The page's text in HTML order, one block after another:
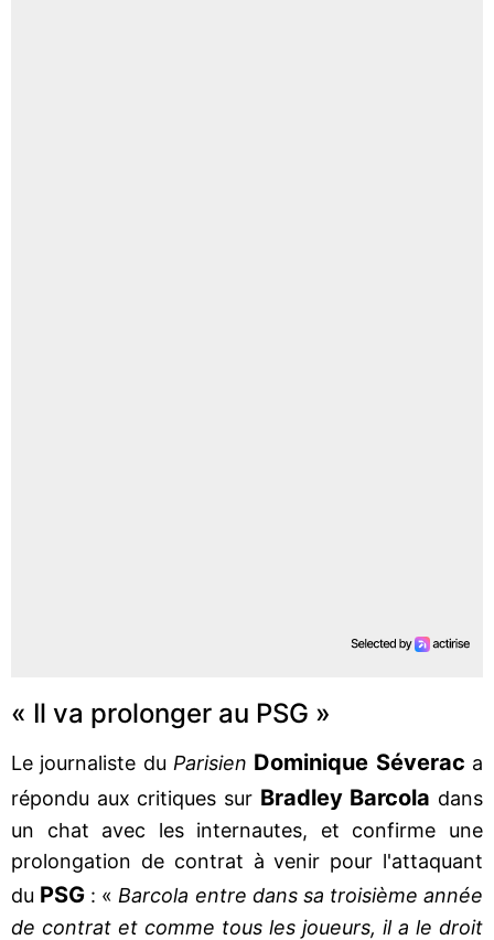
« Il va prolonger au PSG »
Le journaliste du Parisien Dominique Séverac a
répondu aux critiques sur Bradley Barcola dans
un chat avec les internautes, et confirme une
prolongation de contrat à venir pour l'attaquant
du PSG : « Barcola entre dans sa troisième année
de contrat et comme tous les joueurs, il a le droit